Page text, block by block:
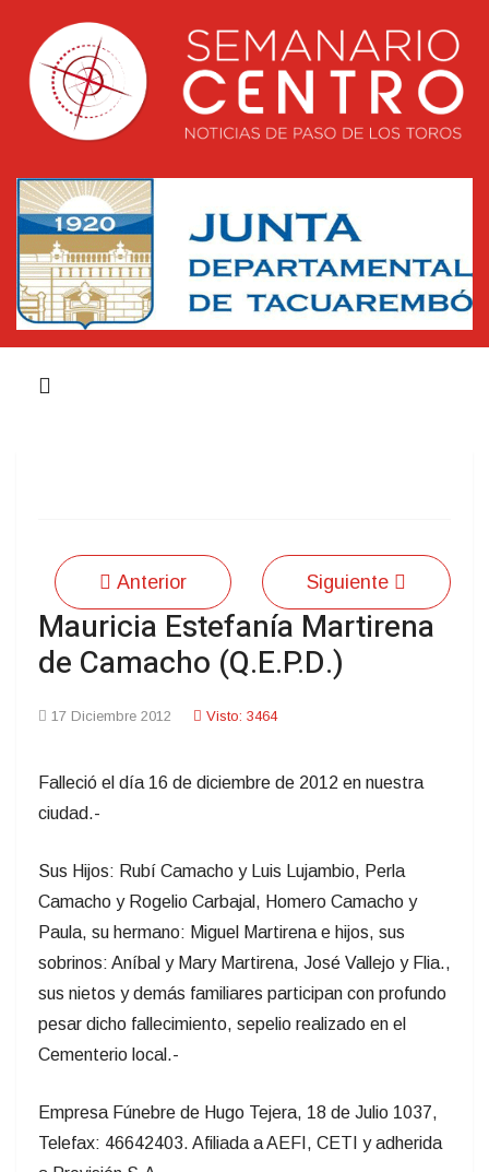
Anterior Siguiente
Mauricia Estefanía Martirena
de Camacho (Q.E.P.D.)
17 Diciembre 2012 Visto: 3464
Falleció el día 16 de diciembre de 2012 en nuestra
ciudad.-
Sus Hijos: Rubí Camacho y Luis Lujambio, Perla
Camacho y Rogelio Carbajal, Homero Camacho y
Paula, su hermano: Miguel Martirena e hijos, sus
sobrinos: Aníbal y Mary Martirena, José Vallejo y Flia.,
sus nietos y demás familiares participan con profundo
pesar dicho fallecimiento, sepelio realizado en el
Cementerio local.-
Empresa Fúnebre de Hugo Tejera, 18 de Julio 1037,
Telefax: 46642403. Afiliada a AEFI, CETI y adherida